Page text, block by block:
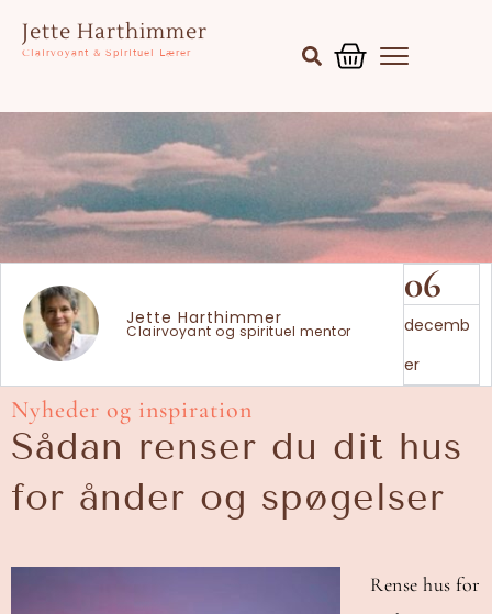
indholdet
Jette Harthimmer
Clairvoyant & Spirituel Lærer
Jette Harthimmer
Clairvoyant og spirituel mentor
06
decemb
er
Nyheder og inspiration
Sådan renser du dit hus
for ånder og spøgelser
Rense hus for